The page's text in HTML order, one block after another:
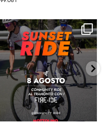
Sabato il tramonto si conquista
pedalando🚴‍♀️🌅...
87 4